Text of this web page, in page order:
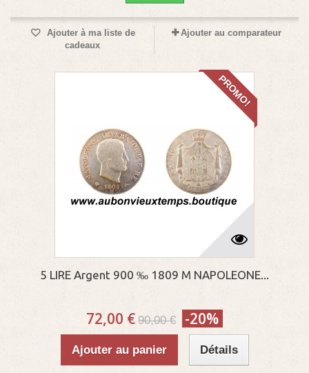
Ajouter à ma liste de
cadeaux
Ajouter au comparateur
PROMO!
5 LIRE Argent 900 ‰ 1809 M NAPOLEONE...
72,00 € 90,00 € -20%
Ajouter au panier Détails